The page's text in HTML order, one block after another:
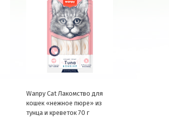
Wanpy Cat Лакомство для
кошек «нежное пюре» из
тунца и креветок 70 г